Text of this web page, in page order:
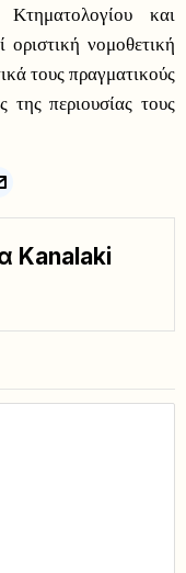
και
νομοθετική
τους πραγματικούς
της περιουσίας τους
Kanalaki